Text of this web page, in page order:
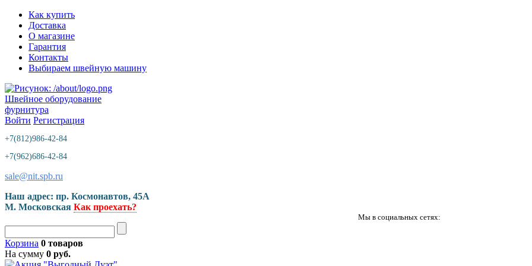
Как купить
Доставка
О магазине
Гарантия
Контакты
Выбираем швейную машину
Швейное оборудование
фурнитура
Войти Регистрация
+7(812)986-42-84
+7(962)686-42-84
sale@nit.spb.ru
Наш адрес: пр. Космонавтов, 45A
М. Московская Как проехать?
Мы в социальных сетях:
Корзина 0 товаров
На сумму 0 руб.